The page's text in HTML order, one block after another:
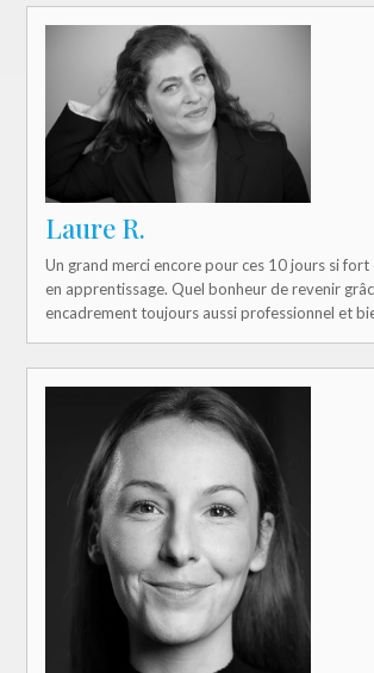
Laure R.
Un grand merci encore pour ces 10 jours si
en apprentissage. Quel bonheur de revenir
encadrement toujours aussi professionnel et